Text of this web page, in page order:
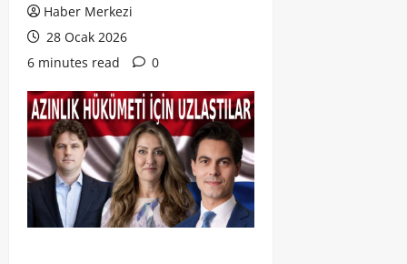
Haber Merkezi
28 Ocak 2026
6 minutes read
0